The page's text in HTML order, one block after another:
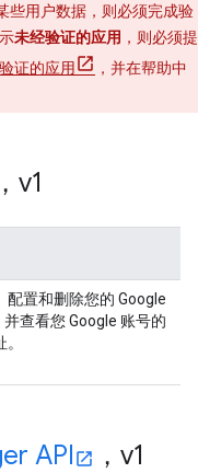
些用户数据，则必须完成验
未经验证的应用 ，则必须提
证的应用
，并在帮助中
，v1
配置和删除您的 Google
查看您 Google 账号的
API ，v1